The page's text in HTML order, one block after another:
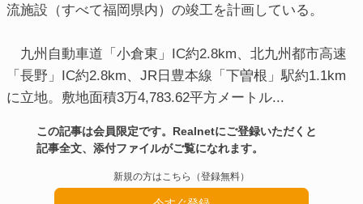
流施設（すべて福岡県内）の竣工を計画している。
九州自動車道「小倉東」IC約2.8km、北九州都市高速
「長野」IC約2.8km、JR日豊本線「下曽根」駅約1.1km
に立地。敷地面積3万4,783.62平方メートル...
この記事は会員限定です。Realnetにご登録いただくと
記事全文、添付ファイルがご覧になれます。
新規の方はこちら（登録無料）